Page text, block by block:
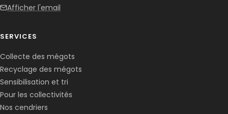
Afficher l'email
SERVICES
Collecte des mégots
Recyclage des mégots
Sensibilisation et tri
Pour les collectivités
Nos cendriers